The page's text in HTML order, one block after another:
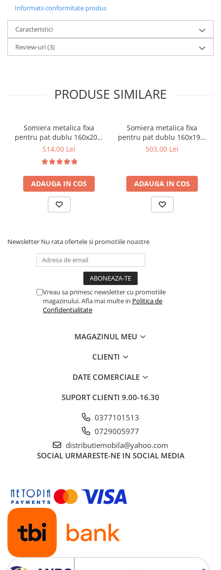
Informatii conformitate produs
Caracteristici
Review-uri(3)
PRODUSE SIMILARE
Somiera metalica fixa
pentru pat dublu 160x200,
6 picioare, 32 lamele lemn
saltea ferm, negru
514,00 Lei
ADAUGA IN COS
Somiera metalica fixa
pentru pat dublu 160x190,
6 picioare, 30 lamele lemn
503,00 Lei
ADAUGA IN COS
Newsletter Nu rata ofertele si promotiile noastre
Vreau sa primesc newsletter cu promotiile
magazinului. Afla mai multe in Politica de
Confidentialitate
MAGAZINUL MEU
CLIENTI
DATE COMERCIALE
SUPORT CLIENTI 9.00-16.30
0377101513
0729005977
distributiemobila@yahoo.com
SOCIAL URMARESTE-NE IN SOCIAL MEDIA